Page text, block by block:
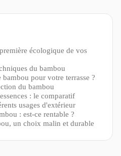
écologique de vos
du bambou
pour votre terrasse ?
du bambou
: le comparatif
usages d'extérieur
: est-ce rentable ?
un choix malin et durable